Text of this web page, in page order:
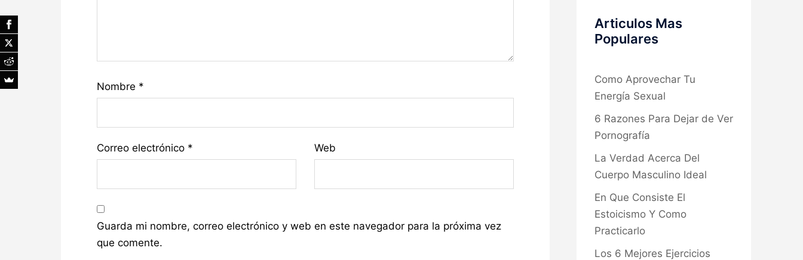
Nombre *
Correo electrónico * Web
Guarda mi nombre, correo electrónico y web en este navegador para la próxima vez
que comente.
Articulos Mas
Populares
Como Aprovechar Tu
Energía Sexual
6 Razones Para Dejar de Ver
Pornografía
La Verdad Acerca Del
Cuerpo Masculino Ideal
En Que Consiste El
Estoicismo Y Como
Practicarlo
Los 6 Mejores Ejercicios